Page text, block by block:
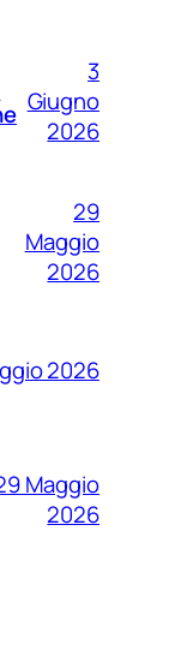
3
Giugno
2026
29
Maggio
2026
2026
Maggio
2026